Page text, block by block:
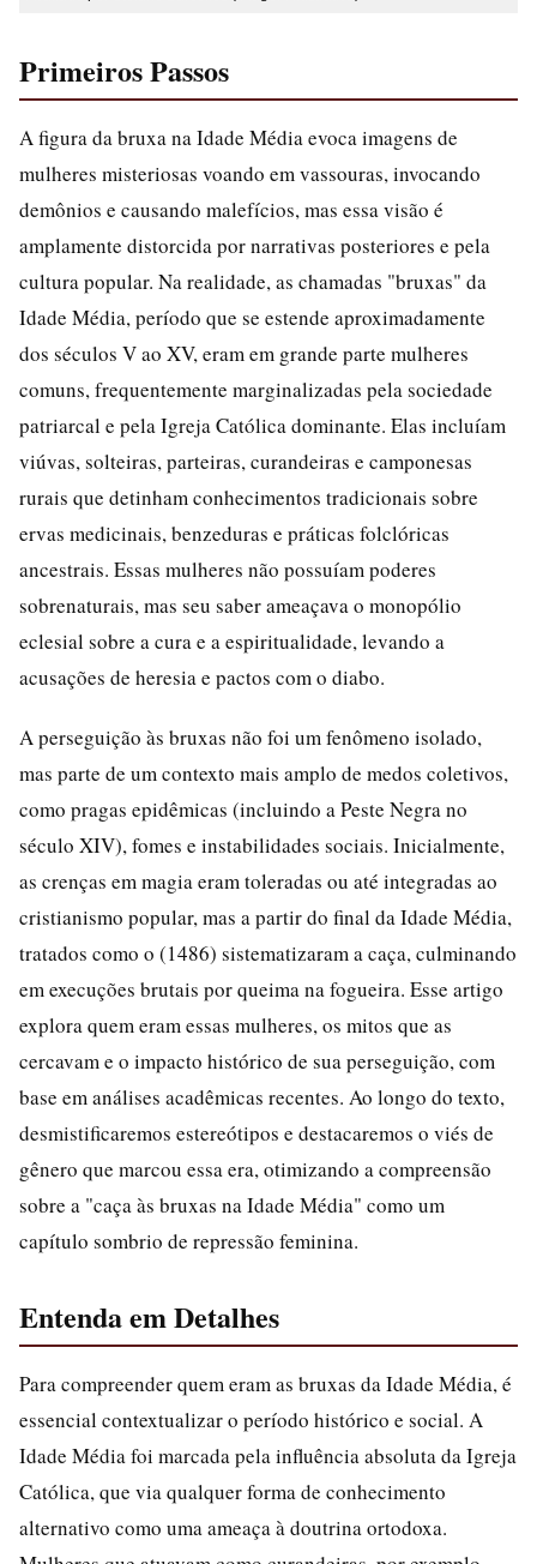
Primeiros Passos
A figura da bruxa na Idade Média evoca imagens de
mulheres misteriosas voando em vassouras, invocando
demônios e causando malefícios, mas essa visão é
amplamente distorcida por narrativas posteriores e pela
cultura popular. Na realidade, as chamadas "bruxas" da
Idade Média, período que se estende aproximadamente
dos séculos V ao XV, eram em grande parte mulheres
comuns, frequentemente marginalizadas pela sociedade
patriarcal e pela Igreja Católica dominante. Elas incluíam
viúvas, solteiras, parteiras, curandeiras e camponesas
rurais que detinham conhecimentos tradicionais sobre
ervas medicinais, benzeduras e práticas folclóricas
ancestrais. Essas mulheres não possuíam poderes
sobrenaturais, mas seu saber ameaçava o monopólio
eclesial sobre a cura e a espiritualidade, levando a
acusações de heresia e pactos com o diabo.
A perseguição às bruxas não foi um fenômeno isolado,
mas parte de um contexto mais amplo de medos coletivos,
como pragas epidêmicas (incluindo a Peste Negra no
século XIV), fomes e instabilidades sociais. Inicialmente,
as crenças em magia eram toleradas ou até integradas ao
cristianismo popular, mas a partir do final da Idade Média,
tratados como o (1486) sistematizaram a caça, culminando
em execuções brutais por queima na fogueira. Esse artigo
explora quem eram essas mulheres, os mitos que as
cercavam e o impacto histórico de sua perseguição, com
base em análises acadêmicas recentes. Ao longo do texto,
desmistificaremos estereótipos e destacaremos o viés de
gênero que marcou essa era, otimizando a compreensão
sobre a "caça às bruxas na Idade Média" como um
capítulo sombrio de repressão feminina.
Entenda em Detalhes
Para compreender quem eram as bruxas da Idade Média, é
essencial contextualizar o período histórico e social. A
Idade Média foi marcada pela influência absoluta da Igreja
Católica, que via qualquer forma de conhecimento
alternativo como uma ameaça à doutrina ortodoxa.